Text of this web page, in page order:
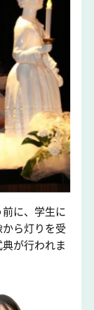
に、学生に
ら灯りを受
が行われま